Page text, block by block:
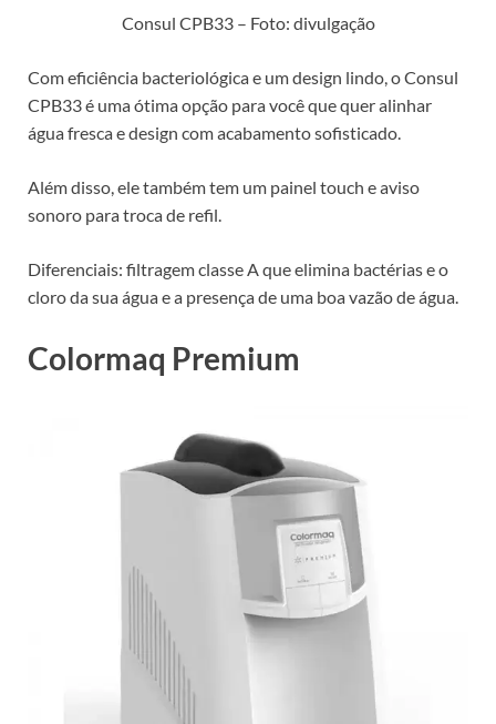
Consul CPB33 – Foto: divulgação
Com eficiência bacteriológica e um design lindo, o Consul
CPB33 é uma ótima opção para você que quer alinhar
água fresca e design com acabamento sofisticado.
Além disso, ele também tem um painel touch e aviso
sonoro para troca de refil.
Diferenciais: filtragem classe A que elimina bactérias e o
cloro da sua água e a presença de uma boa vazão de água.
Colormaq Premium